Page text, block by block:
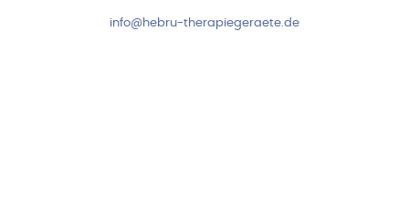
info@hebru-therapiegeraete.de